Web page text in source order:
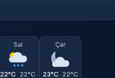
Sal
22°C 22°C
Çar
23°C 22°C